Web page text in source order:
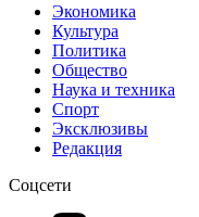
Экономика
Культура
Политика
Общество
Наука и техника
Спорт
Эксклюзивы
Редакция
Соцсети